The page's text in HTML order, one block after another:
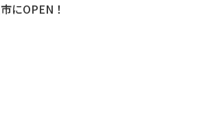
にOPEN！